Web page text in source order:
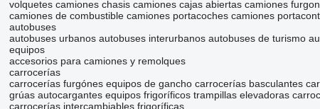
volquetes camiones chasis camiones cajas abiertas camiones
camiones de combustible camiones portacoches camiones
autobuses
autobuses urbanos autobuses interurbanos autobuses de turismo
equipos
accesorios para camiones y remolques
carrocerías
carrocerías furgónes equipos de gancho carrocerías basculantes
grúas autocargantes equipos frigoríficos trampillas elevadoras
carrocerías intercambiables frigoríficas